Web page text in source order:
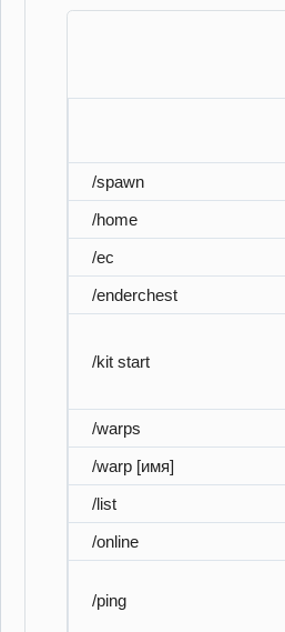
/spawn
/home
/ec
/enderchest
/kit start
/warps
/warp [имя]
/list
/online
/ping